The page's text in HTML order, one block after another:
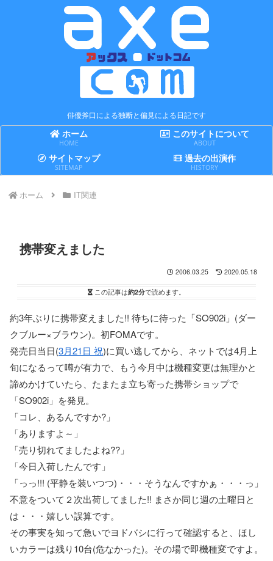
俳優斧口による独断と偏見による日記です
ホーム
HOME
このサイトについて
ABOUT
サイトマップ
SITEMAP
過去の出演作
HISTORY
ホーム IT関連
携帯変えました
2006.03.25 2020.05.18
この記事は約2分で読めます。
約3年ぶりに携帯変えました!! 待ちに待った「SO902i」(ダー
クブルー×ブラウン)。初FOMAです。
発売日当日(3月21日 祝)に買い逃してから、ネットでは4月上
旬になるって噂が有力で、もう今月中は機種変更は無理かと
諦めかけていたら、たまたま立ち寄った携帯ショップで
「SO902i」を発見。
「コレ、あるんですか?」
「ありますよ～」
「売り切れてましたよね??」
「今日入荷したんです」
「っっ!!! (平静を装いつつ)・・・そうなんですかぁ・・・っ」
不意をついて２次出荷してました!! まさか同じ週の土曜日と
は・・・嬉しい誤算です。
その事実を知って急いでヨドバシに行って確認すると、ほし
いカラーは残り10台(危なかった)。その場で即機種変ですよ。